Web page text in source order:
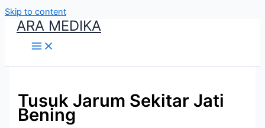
Skip to content
ARA MEDIKA
Tusuk Jarum Sekitar Jati
Bening